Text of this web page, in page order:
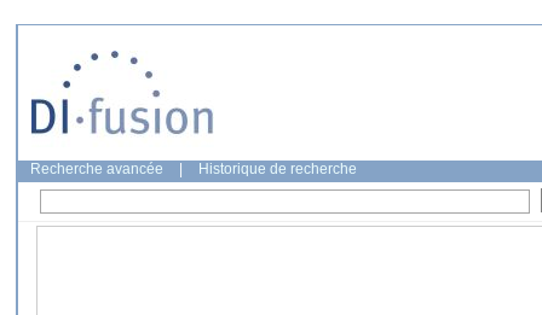
Recherche avancée Historique de recherche